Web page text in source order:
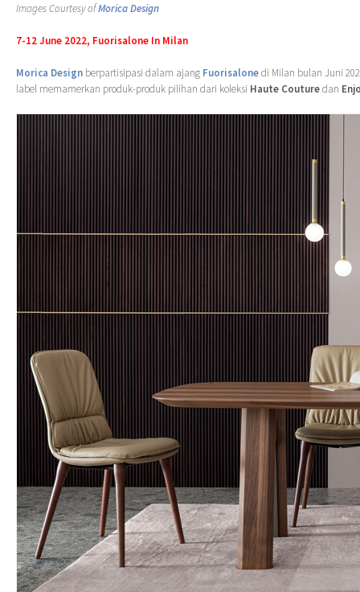
Images Courtesy ofMorica Design
7-12 June 2022, Fuorisalone In Milan
Morica Design berpartisipasi dalam ajang Fuorisalonedi Milan bulan Juni
label memamerkan produk-produk pilihan dari koleksi Haute Couturedan